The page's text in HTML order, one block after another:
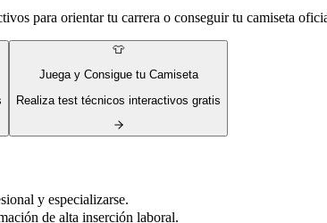
para orientar tu carrera o conseguir tu camiseta
👕
Juega y Consigue tu Camiseta
Realiza test técnicos interactivos gratis
y especializarse.
de alta inserción laboral.